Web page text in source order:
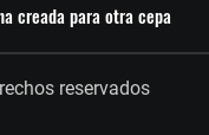
creada para otra cepa
reservados